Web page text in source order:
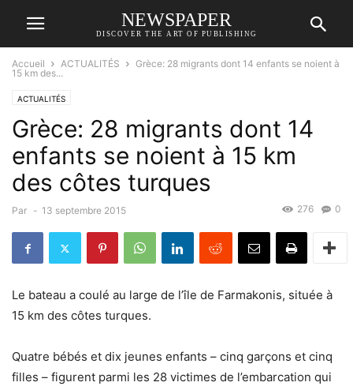
NEWSPAPER
DISCOVER THE ART OF PUBLISHING
Accueil ACTUALITÉS
Grèce: 28 migrants dont 14 enfants se noient à
15 km des...
ACTUALITÉS
Grèce: 28 migrants dont 14
enfants se noient à 15 km
des côtes turques
Par - 13 septembre 2015 0
276
Le bateau a coulé au large de l’île de Farmakonis, située à
15 km des côtes turques.
Quatre bébés et dix jeunes enfants – cinq garçons et cinq
filles – figurent parmi les 28 victimes de l’embarcation qui